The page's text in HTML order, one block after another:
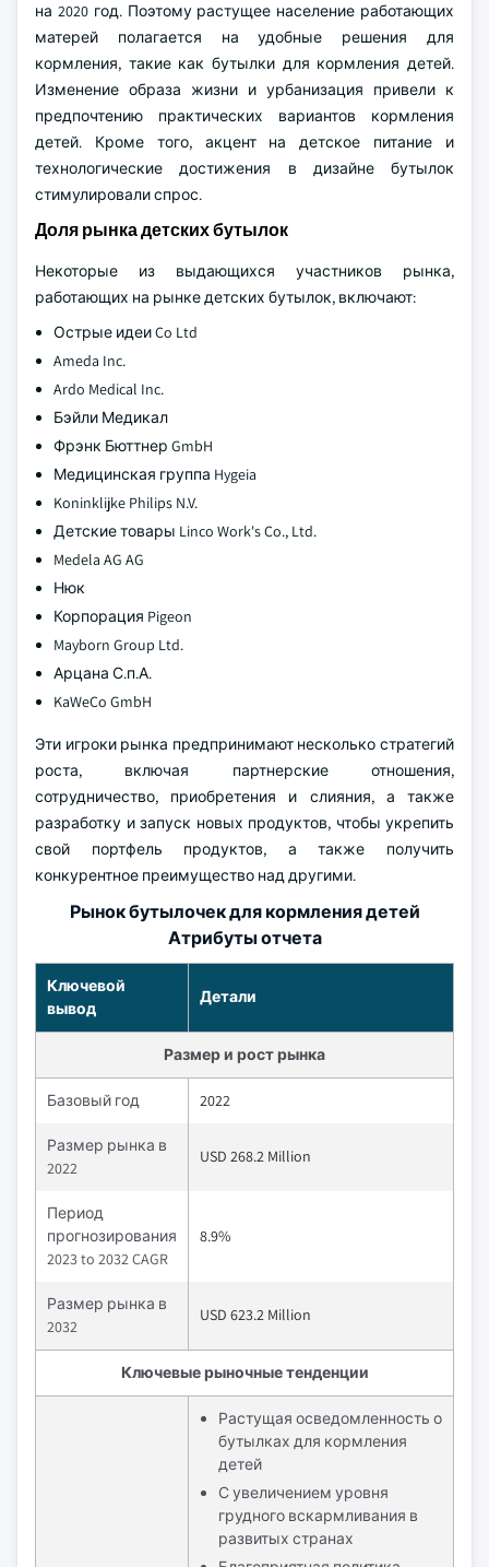
на 2020 год. Поэтому растущее население работающих
матерей полагается на удобные решения для
кормления, такие как бутылки для кормления детей.
Изменение образа жизни и урбанизация привели к
предпочтению практических вариантов кормления
детей. Кроме того, акцент на детское питание и
технологические достижения в дизайне бутылок
стимулировали спрос.
Доля рынка детских бутылок
Некоторые из выдающихся участников рынка,
работающих на рынке детских бутылок, включают:
Острые идеи Co Ltd
Ameda Inc.
Ardo Medical Inc.
Бэйли Медикал
Фрэнк Бюттнер GmbH
Медицинская группа Hygeia
Koninklijke Philips N.V.
Детские товары Linco Work's Co., Ltd.
Medela AG AG
Нюк
Корпорация Pigeon
Mayborn Group Ltd.
Арцана С.п.А.
KaWeCo GmbH
Эти игроки рынка предпринимают несколько стратегий
роста, включая партнерские отношения,
сотрудничество, приобретения и слияния, а также
разработку и запуск новых продуктов, чтобы укрепить
свой портфель продуктов, а также получить
конкурентное преимущество над другими.
Рынок бутылочек для кормления детей
Атрибуты отчета
Ключевой
вывод
Детали
Размер и рост рынка
Базовый год 2022
Размер рынка в
2022
USD 268.2 Million
Период
прогнозирования
2023 to 2032 CAGR
8.9%
Размер рынка в
2032
USD 623.2 Million
Ключевые рыночные тенденции
Растущая осведомленность о
бутылках для кормления
детей
С увеличением уровня
грудного вскармливания в
развитых странах